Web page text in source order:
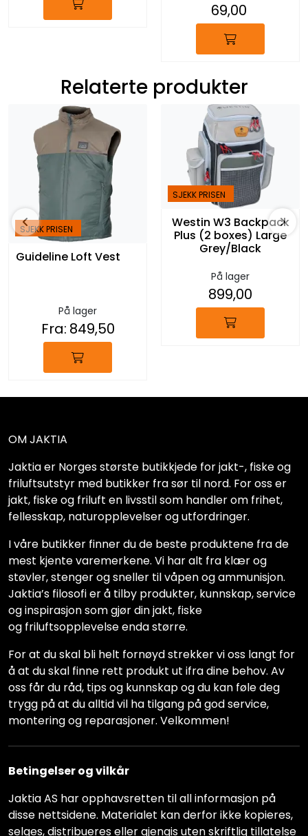
69,00
Relaterte produkter
SJEKK PRISEN
Guideline Loft Vest
På lager
Fra: 849,50
SJEKK PRISEN
Westin W3 Backpack
Plus (2 boxes) Large
Grey/Black
På lager
899,00
OM JAKTIA
Jaktia er Norges største butikkjede for jakt-, fiske og
friluftsutstyr med butikker fra sør til nord. For oss er
jakt, fiske og friluft en livsstil som handler om frihet,
fellesskap, naturopplevelser og utfordringer.
I våre butikker finner du de beste produktene fra de
mest kjente varemerkene. Vi har alt fra klær og
støvler, stenger og sneller til våpen og ammunisjon.
Jaktia’s filosofi er å tilby produkter, kunnskap, service
og inspirasjon som gjør din jakt, fiske
og friluftsopplevelse enda større.
For at du skal bli helt fornøyd strekker vi oss langt for
å at du skal finne rett produkt ut ifra dine behov. Av
oss får du råd, tips og kunnskap og du kan føle deg
trygg på at du alltid vil ha tilgang på god service,
montering og reparasjoner. Velkommen!
Betingelser og vilkår
Jaktia AS har opphavsretten til all informasjon på
disse nettsidene. Materialet kan derfor ikke kopieres,
selges, distribueres eller gjengis uten skriftlig tillatelse